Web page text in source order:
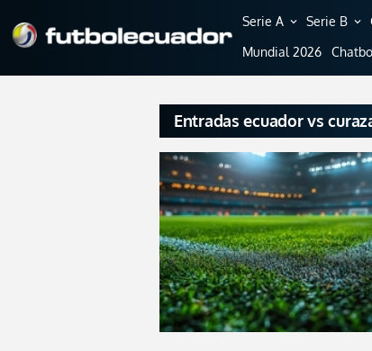
Serie A expand_more Serie B expand_more
Mundial 2026
Entradas ecuador vs